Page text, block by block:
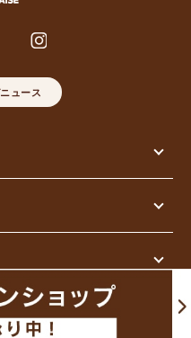
ュース
Rights Reserved.